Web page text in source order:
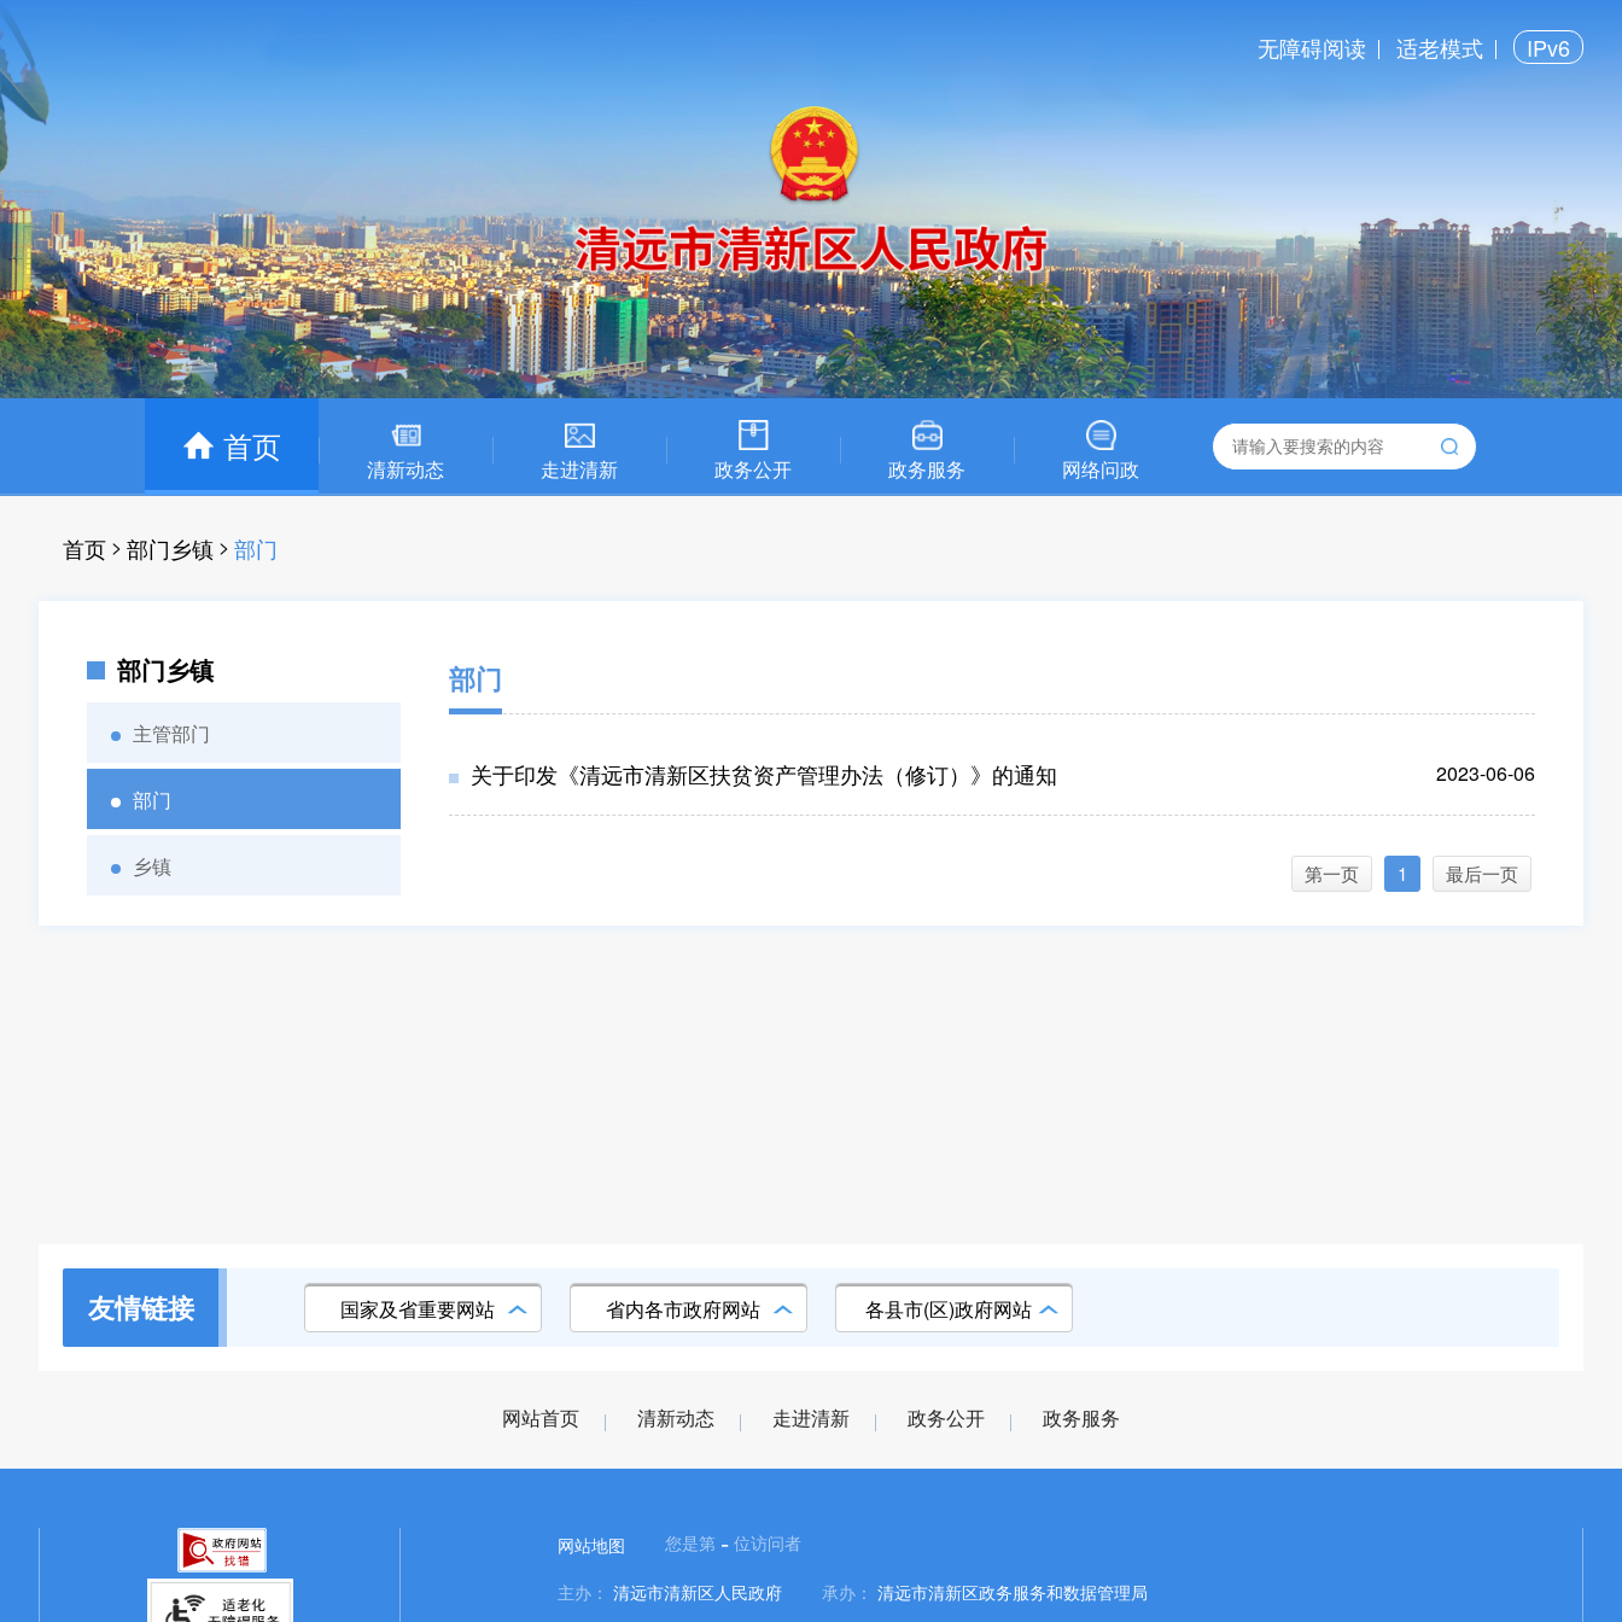
无障碍阅读 适老模式 IPv6
首页
清新动态 走进清新 政务公开 政务服务 网络问政
首页 > 部门乡镇 > 部门
部门乡镇
主管部门
部门
乡镇
部门
关于印发《清远市清新区扶贫资产管理办法（修订）》的通知 2023-06-06
第一页 1 最后一页
友情链接 国家及省重要网站 省内各市政府网站 各县市(区)政府网站
网站首页 清新动态 走进清新 政务公开 政务服务
网站地图 您是第 - 位访问者
主办： 清远市清新区人民政府 承办： 清远市清新区政务服务和数据管理局